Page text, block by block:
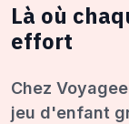
Là où
effort
Chez
jeu d'enfant